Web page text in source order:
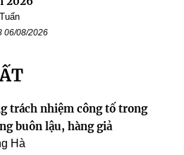
06/08/2026
trách nhiệm công tố trong
buôn lậu, hàng giả
Hà